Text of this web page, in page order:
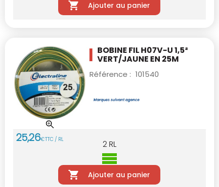
Ajouter au panier
BOBINE FIL H07V-U 1,5²
VERT/JAUNE EN 25M
Référence : 101540
25,26€TTC / RL 2RL
Ajouter au panier